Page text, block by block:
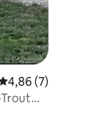
4,86 (7)